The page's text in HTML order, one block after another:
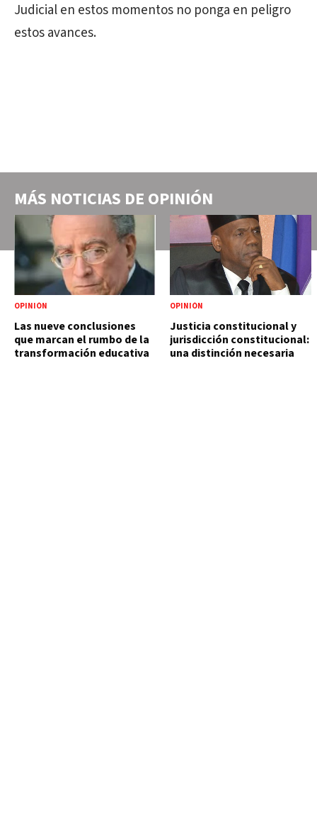
Judicial en estos momentos no ponga en peligro
estos avances.
MÁS NOTICIAS DE OPINIÓN
OPINIÓN
Las nueve conclusiones
que marcan el rumbo de la
transformación educativa
OPINIÓN
Justicia constitucional y
jurisdicción constitucional:
una distinción necesaria